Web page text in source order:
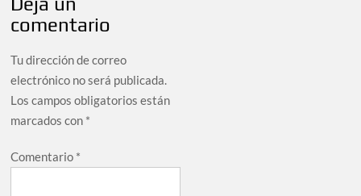
comentario
Tu dirección de correo
electrónico no será publicada.
Los campos obligatorios están
marcados con *
Comentario *